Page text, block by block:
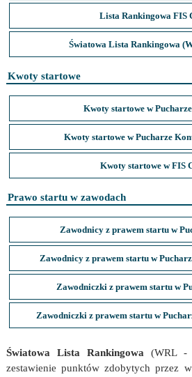
Lista Rankingowa FIS
Światowa Lista Rankingowa
Kwoty startowe
Kwoty startowe w
Kwoty startowe w Pucharze
Kwoty startowe w FIS
Prawo startu w zawodach
Zawodnicy z prawem startu w
Zawodnicy z prawem startu w
Zawodniczki z prawem startu w
Zawodniczki z prawem startu w
Światowa Lista Rankingowa (WRL -
zestawienie punktów zdobytych przez